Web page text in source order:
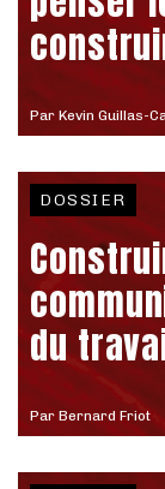
Par Kevin Guillas-
Par Bernard Friot
DOSSIER
du